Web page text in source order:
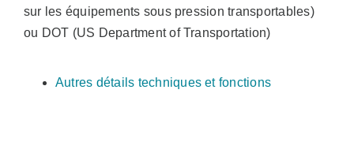
sur les équipements sous pression transportables)
ou DOT (US Department of Transportation)
Autres détails techniques et fonctions